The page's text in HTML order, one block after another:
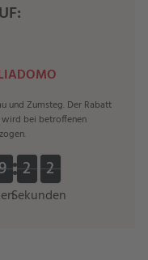
und Zumsteg. Der Rabatt
bei betroffenen
Sekunden
2
2
2
2 1
2
2
1